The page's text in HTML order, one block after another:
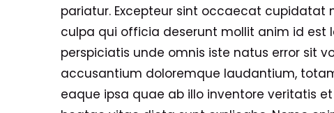
pariatur. Excepteur sint occaecat cupidatat
culpa qui officia deserunt mollit anim id est
perspiciatis unde omnis iste natus error sit
accusantium doloremque laudantium,
eaque ipsa quae ab illo inventore veritatis